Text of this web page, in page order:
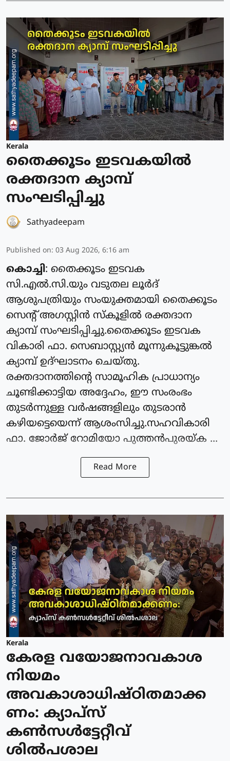
Kerala
തൈക്കൂടം ഇടവകയിൽ
രക്തദാന ക്യാമ്പ്
സംഘടിപ്പിച്ചു
Sathyadeepam
Published on: 03 Aug 2026, 6:16 am
കൊച്ചി: തൈക്കൂടം ഇടവക
സി.എൽ.സി.യും വടുതല ലൂർദ്
ആശുപത്രിയും സംയുക്തമായി തൈക്കൂടം
സെന്റ് അഗസ്റ്റിൻ സ്കൂളിൽ രക്തദാന
ക്യാമ്പ് സംഘടിപ്പിച്ചു.തൈക്കൂടം ഇടവക
വികാരി ഫാ. സെബാസ്റ്റ്യൻ മൂന്നുകൂട്ടുങ്കൽ
ക്യാമ്പ് ഉദ്ഘാടനം ചെയ്തു.
രക്തദാനത്തിന്റെ സാമൂഹിക പ്രാധാന്യം
ചൂണ്ടിക്കാട്ടിയ അദ്ദേഹം, ഈ സംരംഭം
തുടർന്നുള്ള വർഷങ്ങളിലും തുടരാൻ
കഴിയട്ടെയെന്ന് ആശംസിച്ചു.സഹവികാരി
ഫാ. ജോർജ് റോമിയോ പുത്തൻപുരയ്ക ...
Read More
Kerala
കേരള വയോജനാവകാശ
നിയമം
അവകാശാധിഷ്ഠിതമാക്ക
ണം: ക്യാപ്സ്
കൺസൾട്ടേറ്റീവ്
ശിൽപശാല